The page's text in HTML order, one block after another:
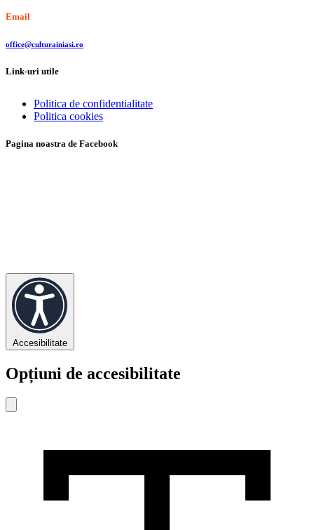
Email
office@culturainiasi.ro
Link-uri utile
Politica de confidentialitate
Politica cookies
Pagina noastra de Facebook
Accesibilitate
Opțiuni de accesibilitate